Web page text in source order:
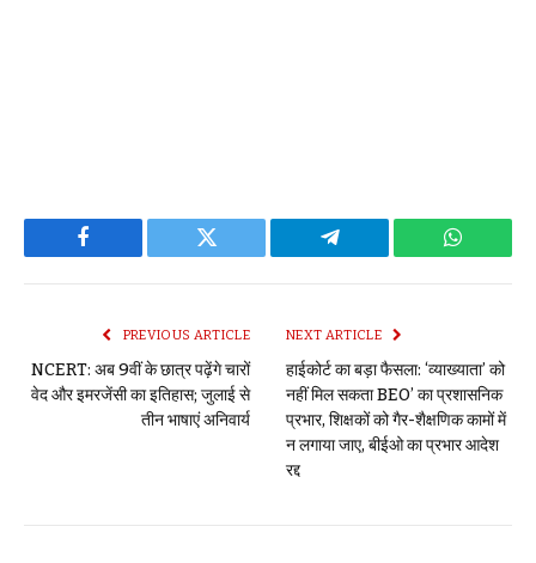
Facebook Twitter Telegram
PREVIOUS ARTICLE
NCERT: अब 9वीं के छात्र पढ़ेंगे चारों
वेद और इमरजेंसी का इतिहास; जुलाई से
तीन भाषाएं अनिवार्य
NEXT ARTICLE
हाईकोर्ट का बड़ा फैसला: ‘व्याख्याता’ को
नहीं मिल सकता BEO’ का प्रशासनिक
प्रभार, शिक्षकों को गैर-शैक्षणिक कामों में
न लगाया जाए, बीईओ का प्रभार आदेश
रद्द